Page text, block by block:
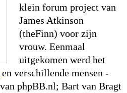
klein forum project van
James Atkinson
(theFinn) voor zijn
vrouw. Eenmaal
uitgekomen werd het
en verschillende mensen -
phpBB.nl; Bart van Bragt